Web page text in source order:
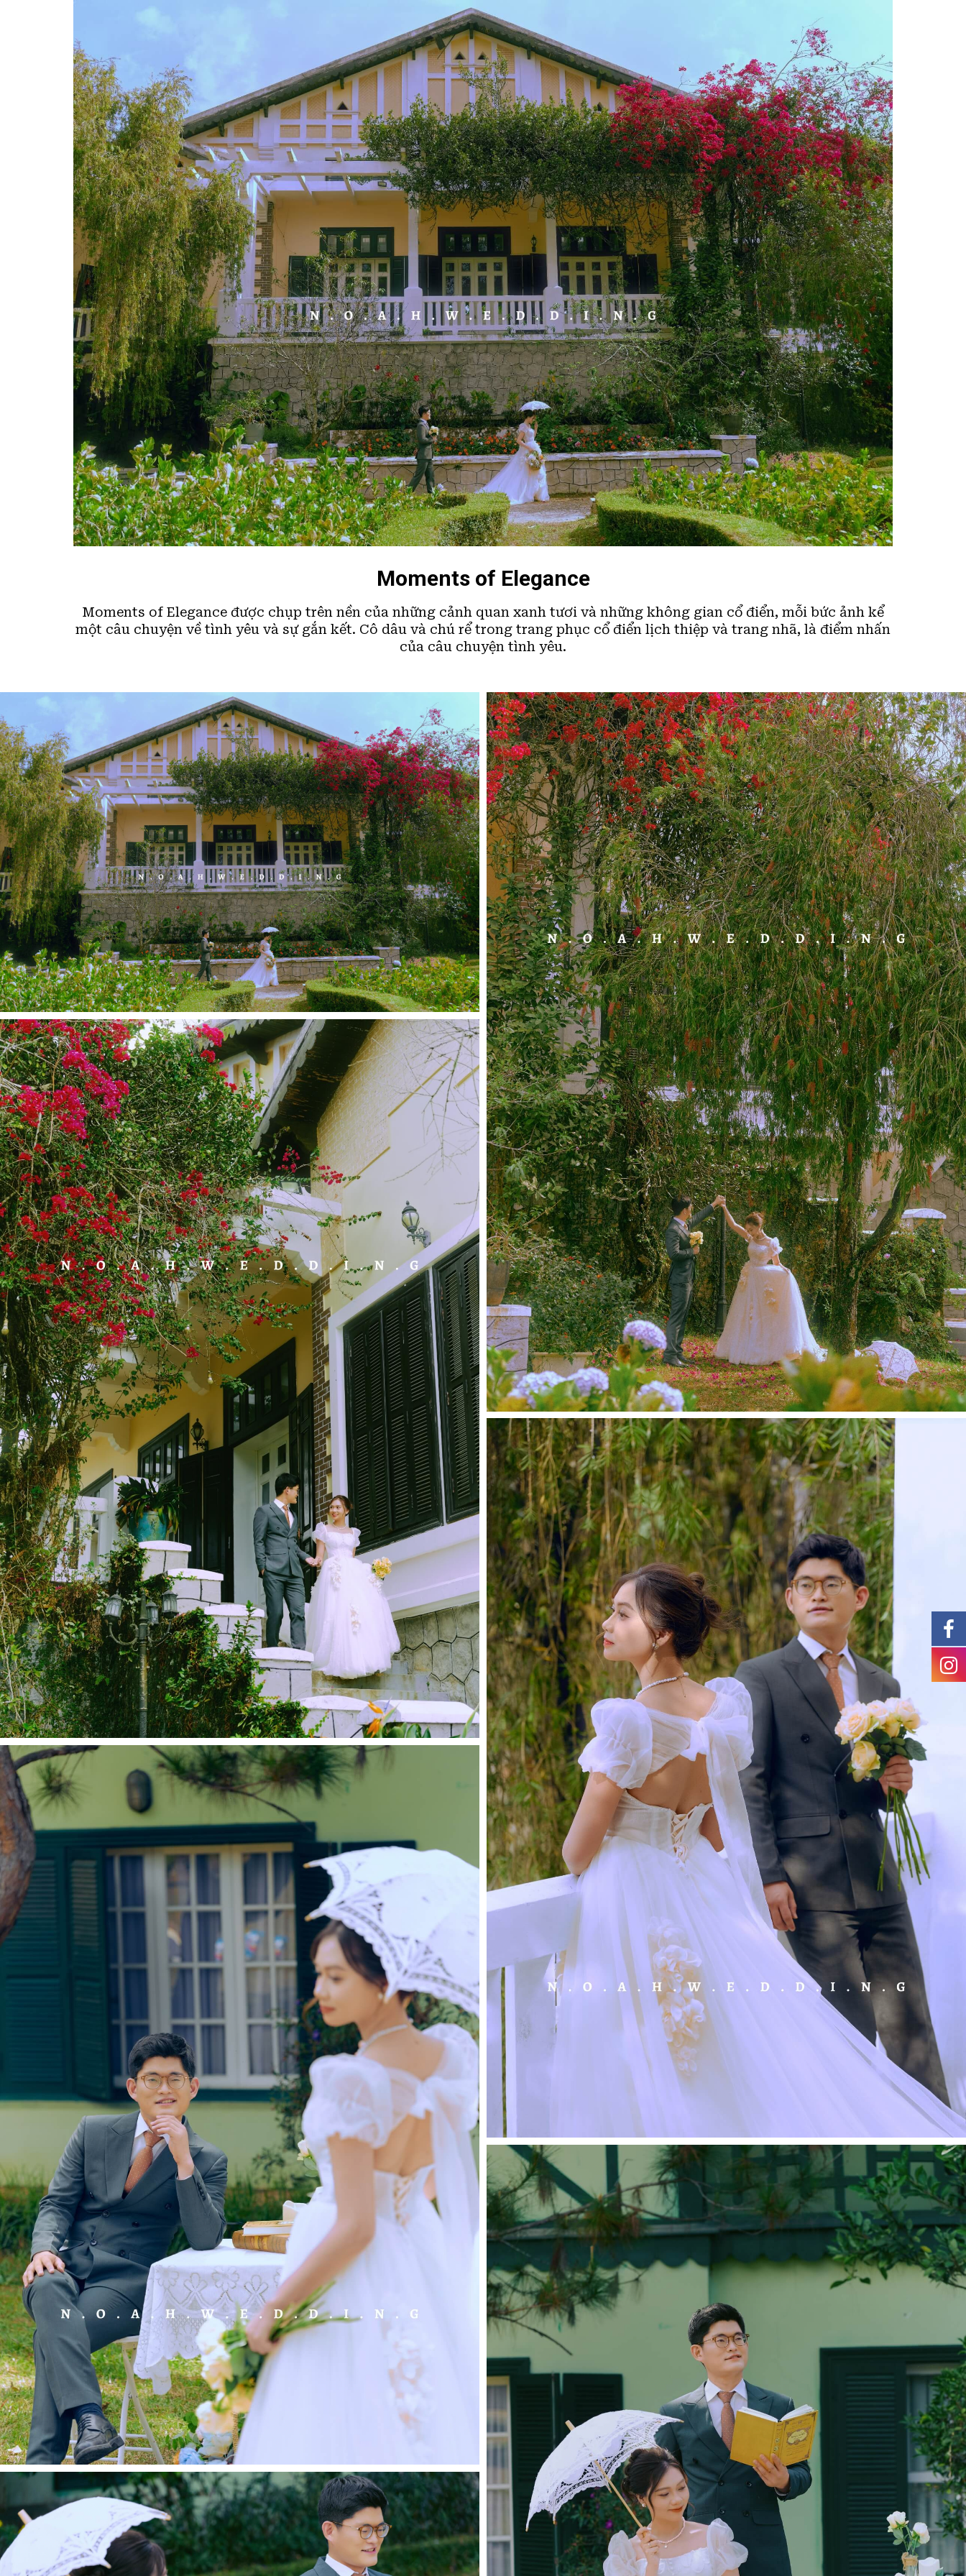
Moments of Elegance
Moments of Elegance được chụp trên nền của những cảnh quan xanh tươi và những không gian cổ điển, mỗi bức ảnh kể
một câu chuyện về tình yêu và sự gắn kết. Cô dâu và chú rể trong trang phục cổ điển lịch thiệp và trang nhã, là điểm nhấn
của câu chuyện tình yêu.